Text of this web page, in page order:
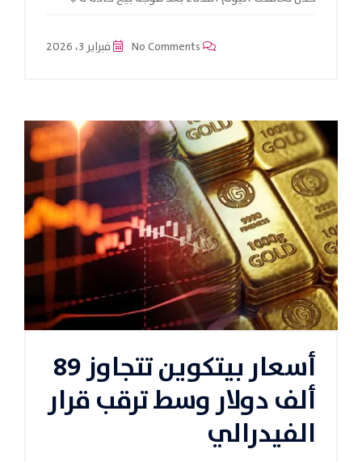
فبراير 3، 2026
أسعار بيتكوين تتجاوز 89
ألف دولار وسط ترقب قرار
الفيدرالي